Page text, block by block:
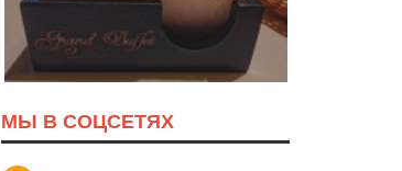
МЫ В СОЦСЕТЯХ